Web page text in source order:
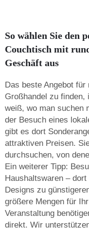
So wählen Sie den
Couchtisch mit
Geschäft aus
Das beste Angebot
Großhandel zu
weiß, wo man suchen
der Besuch eines
gibt es dort
attraktiven Preisen.
durchsuchen, von
Ein weiterer Tipp:
Haushaltswaren –
Designs zu
größere Mengen für
Veranstaltung
direkt. Wir